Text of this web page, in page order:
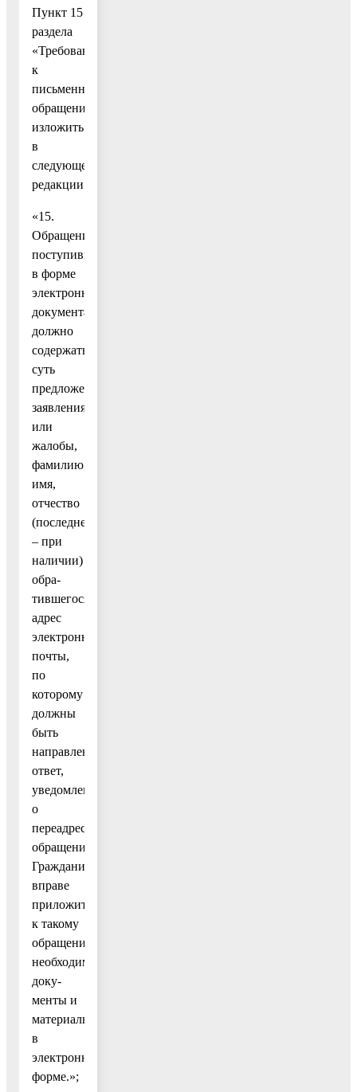
Пункт 15
раздела
«Требования
к
письменному
обращению»
изложить
в
следующей
редакции:
«15.
Обращение,
поступившее
в форме
электронного
документа,
должно
содержать
суть
предложения,
заявления
или
жалобы,
фамилию,
имя,
отчество
(последнее
– при
наличии)
обра-
тившегося,
адрес
электронной
почты,
по
которому
должны
быть
направлены
ответ,
уведомление
о
переадресации
обращения.
Гражданин
вправе
приложить
к такому
обращению
необходимые
доку-
менты и
материалы
в
электронной
форме.»;